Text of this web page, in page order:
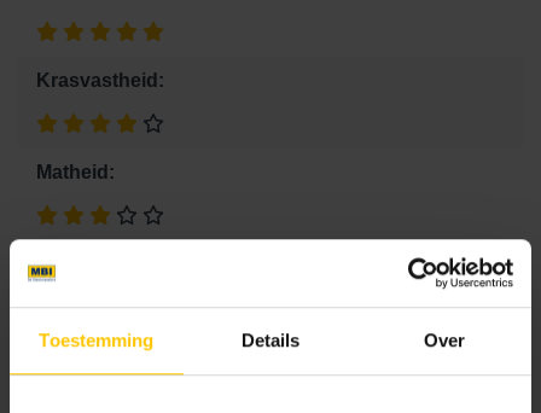
Toestemming Details Over
Krasvastheid:
Matheid:
Onderhoudsvriendelijk: